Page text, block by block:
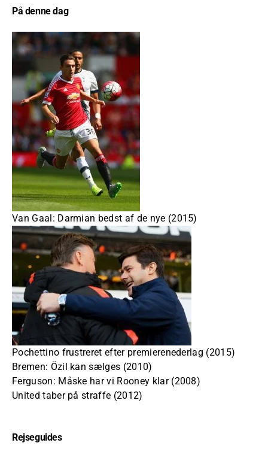
På denne dag
Van Gaal: Darmian bedst af de nye (2015)
Pochettino frustreret efter premierenederlag (2015)
Bremen: Özil kan sælges (2010)
Ferguson: Måske har vi Rooney klar (2008)
United taber på straffe (2012)
Rejseguides